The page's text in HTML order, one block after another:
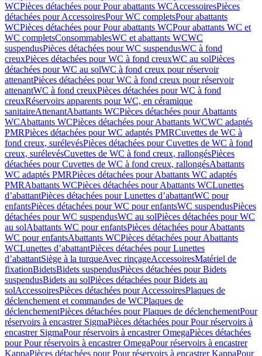
WCPièces détachées pour Pour abattants WCAccessoiresPièces
détachées pour AccessoiresPour WC completsPour abattants
WCPièces détachées pour Pour abattants WCPour abattants WC et
WC completsConsommablesWC et abattants WCWC
suspendusPièces détachées pour WC suspendusWC à fond
creuxPièces détachées pour WC à fond creuxWC au solPièces
détachées pour WC au solWC à fond creux pour réservoir
attenantPièces détachées pour WC à fond creux pour réservoir
attenantWC à fond creuxPièces détachées pour WC à fond
creuxRéservoirs apparents pour WC, en céramique
sanitaireAttenantAbattants WCPièces détachées pour Abattants
WCAbattants WCPièces détachées pour Abattants WCWC adaptés
PMRPièces détachées pour WC adaptés PMRCuvettes de WC à
fond creux, surélevésPièces détachées pour Cuvettes de WC à fond
creux, surélevésCuvettes de WC à fond creux, rallongésPièces
détachées pour Cuvettes de WC à fond creux, rallongésAbattants
WC adaptés PMRPièces détachées pour Abattants WC adaptés
PMRAbattants WCPièces détachées pour Abattants WCLunettes
d’abattantPièces détachées pour Lunettes d’abattantWC pour
enfantsPièces détachées pour WC pour enfantsWC suspendusPièces
détachées pour WC suspendusWC au solPièces détachées pour WC
au solAbattants WC pour enfantsPièces détachées pour Abattants
WC pour enfantsAbattants WCPièces détachées pour Abattants
WCLunettes d’abattantPièces détachées pour Lunettes
d’abattantSiège à la turqueAvec rinçageAccessoiresMatériel de
fixationBidetsBidets suspendusPièces détachées pour Bidets
suspendusBidets au solPièces détachées pour Bidets au
solAccessoiresPièces détachées pour AccessoiresPlaques de
déclenchement et commandes de WCPlaques de
déclenchementPièces détachées pour Plaques de déclenchementPour
réservoirs à encastrer SigmaPièces détachées pour Pour réservoirs à
encastrer SigmaPour réservoirs à encastrer OmegaPièces détachées
pour Pour réservoirs à encastrer OmegaPour réservoirs à encastrer
KappaPièces détachées pour Pour réservoirs à encastrer KappaPour